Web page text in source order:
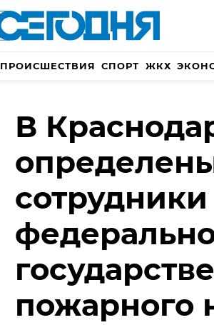
ПРОИСШЕСТВИЯ СПОРТ ЖКХ
В
сотрудники
пожарного